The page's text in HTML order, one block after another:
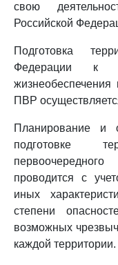
свою
Российской
Подготовка
Федерации к
ПВР
Планирование и
подготовке
проводится с
иных
степени
возможных
каждой территории.